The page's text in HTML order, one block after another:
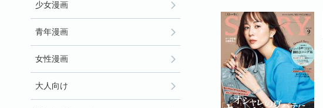
少女漫画
青年漫画
女性漫画
大人向け